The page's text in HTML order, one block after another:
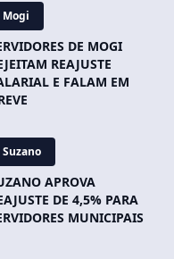
Mogi
DE MOGI
REAJUSTE
E FALAM EM
Suzano
APROVA
DE 4,5% PARA
MUNICIPAIS